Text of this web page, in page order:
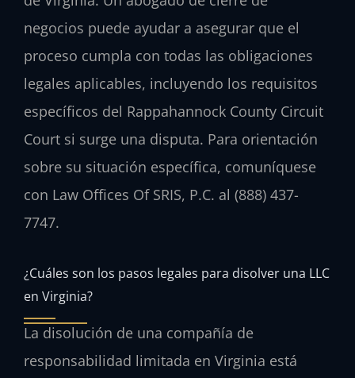
negocios puede ayudar a asegurar que el
proceso cumpla con todas las obligaciones
legales aplicables, incluyendo los requisitos
específicos del Rappahannock County Circuit
Court si surge una disputa. Para orientación
sobre su situación específica, comuníquese
con Law Offices Of SRIS, P.C. al (888) 437-
7747.
¿Cuáles son los pasos legales para disolver una LLC
en Virginia?
La disolución de una compañía de
responsabilidad limitada en Virginia está